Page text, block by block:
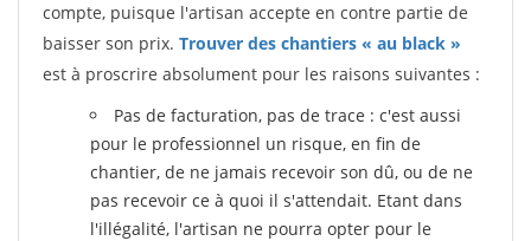
compte, puisque l'artisan accepte en contre partie de
baisser son prix. Trouver des chantiers « au black »
est à proscrire absolument pour les raisons suivantes :
Pas de facturation, pas de trace : c'est aussi
pour le professionnel un risque, en fin de
chantier, de ne jamais recevoir son dû, ou de ne
pas recevoir ce à quoi il s'attendait. Etant dans
l'illégalité, l'artisan ne pourra opter pour le